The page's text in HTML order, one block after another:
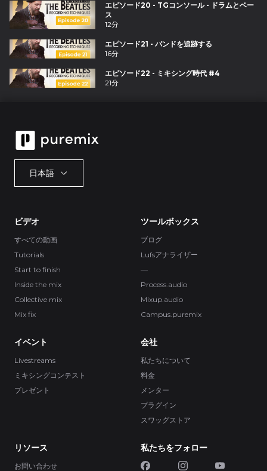
エピソード20 - TGコンソール - ドラムとベー
ス
12分
エピソード21 - バンドを追跡する
16分
エピソード22 - ミキシング時代 #4
21分
日本語
ビデオ
すべての動画
Tutorials
Start to finish
Inside the mix
Collective mix
Mix fix
ツールボックス
ブログ
Lufsアナライザー
—
Process.audio
Mixup.audio
Campus.puremix
イベント
Livestreams
ミキシングコンテスト
プレゼント
会社
私たちについて
料金
メンター
プラグイン
スワッグストア
リソース
お問い合わせ
私たちをフォロー